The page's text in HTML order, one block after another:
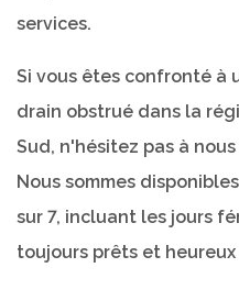
services.
Si vous êtes confronté à
drain obstrué dans la
Sud, n'hésitez pas à
Nous sommes
sur 7, incluant les jours
toujours prêts et heureux